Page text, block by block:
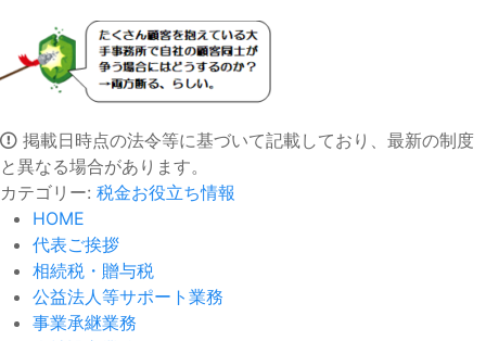
掲載日時点の法令等に基づいて記載しており、最新の制度
と異なる場合があります。
カテゴリー: 税金お役立ち情報
HOME
代表ご挨拶
相続税・贈与税
公益法人等サポート業務
事業承継業務